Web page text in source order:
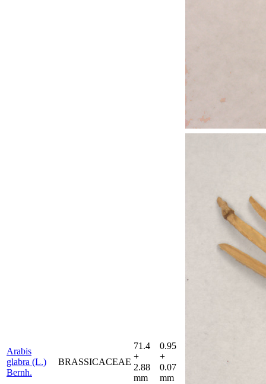
Arabis
glabra (L.)
Bernh.
BRASSICACEAE
71.4
+
2.88
mm
0.95
+
0.07
mm